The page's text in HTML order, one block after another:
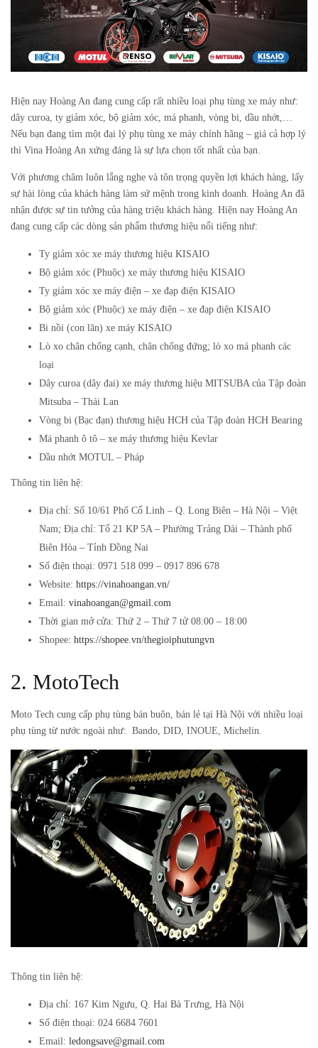
Hiện nay Hoàng An đang cung cấp rất nhiều loại phụ tùng xe máy như:
dây curoa, ty giảm xóc, bộ giảm xóc, má phanh, vòng bi, dầu nhớt,…
Nếu bạn đang tìm một đại lý phụ tùng xe máy chính hãng – giá cả hợp lý
thì Vina Hoàng An xứng đáng là sự lựa chọn tốt nhất của bạn.
Với phương châm luôn lắng nghe và tôn trọng quyền lợi khách hàng, lấy
sự hài lòng của khách hàng làm sứ mệnh trong kinh doanh. Hoàng An đã
nhận được sự tin tưởng của hàng triệu khách hàng. Hiện nay Hoàng An
đang cung cấp các dòng sản phẩm thương hiệu nổi tiếng như:
Ty giảm xóc xe máy thương hiệu KISAIO
Bộ giảm xóc (Phuộc) xe máy thương hiệu KISAIO
Ty giảm xóc xe máy điện – xe đạp điện KISAIO
Bộ giảm xóc (Phuộc) xe máy điện – xe đạp điện KISAIO
Bi nồi (con lăn) xe máy KISAIO
Lò xo chân chống cạnh, chân chống đứng; lò xo má phanh các
loại
Dây curoa (dây đai) xe máy thương hiệu MITSUBA của Tập đoàn
Mitsuba – Thái Lan
Vòng bi (Bạc đạn) thương hiệu HCH của Tập đoàn HCH Bearing
Má phanh ô tô – xe máy thương hiệu Kevlar
Dầu nhớt MOTUL – Pháp
Thông tin liên hệ:
Địa chỉ: Số 10/61 Phố Cổ Linh – Q. Long Biên – Hà Nội – Việt
Nam; Địa chỉ: Tổ 21 KP 5A – Phường Trảng Dài – Thành phố
Biên Hòa – Tỉnh Đồng Nai
Số điện thoại: 0971 518 099 – 0917 896 678
Website: https://vinahoangan.vn/
Email: vinahoangan@gmail.com
Thời gian mở cửa: Thứ 2 – Thứ 7 tử 08:00 – 18:00
Shopee: https://shopee.vn/thegioiphutungvn
2. MotoTech
Moto Tech cung cấp phụ tùng bán buôn, bán lẻ tại Hà Nội với nhiều loại
phụ tùng từ nước ngoài như: Bando, DID, INOUE, Michelin.
Thông tin liên hệ:
Địa chỉ: 167 Kim Ngưu, Q. Hai Bà Trưng, Hà Nội
Số điện thoại: 024 6684 7601
Email: ledongsave@gmail.com